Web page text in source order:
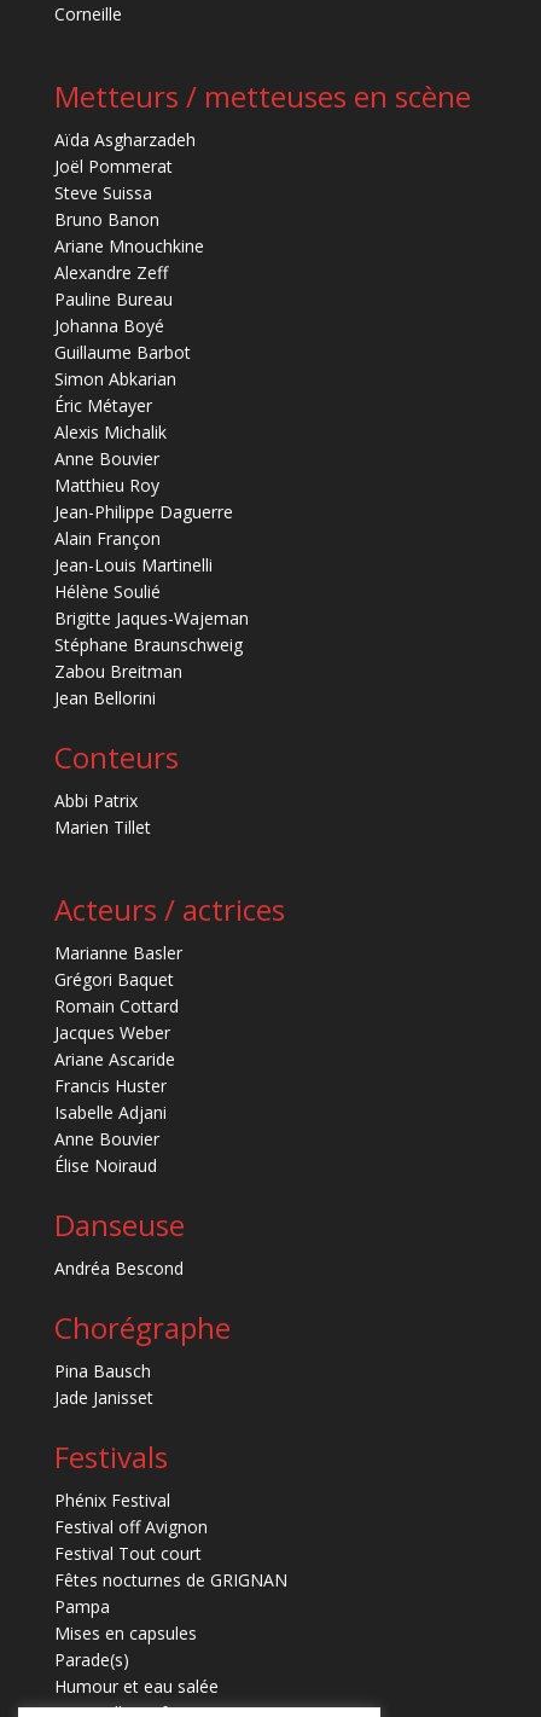
Corneille
Metteurs / metteuses en scène
Aïda Asgharzadeh
Joël Pommerat
Steve Suissa
Bruno Banon
Ariane Mnouchkine
Alexandre Zeff
Pauline Bureau
Johanna Boyé
Guillaume Barbot
Simon Abkarian
Éric Métayer
Alexis Michalik
Anne Bouvier
Matthieu Roy
Jean-Philippe Daguerre
Alain Françon
Jean-Louis Martinelli
Hélène Soulié
Brigitte Jaques-Wajeman
Stéphane Braunschweig
Zabou Breitman
Jean Bellorini
Conteurs
Abbi Patrix
Marien Tillet
Acteurs / actrices
Marianne Basler
Grégori Baquet
Romain Cottard
Jacques Weber
Ariane Ascaride
Francis Huster
Isabelle Adjani
Anne Bouvier
Élise Noiraud
Danseuse
Andréa Bescond
Chorégraphe
Pina Bausch
Jade Janisset
Festivals
Phénix Festival
Festival off Avignon
Festival Tout court
Fêtes nocturnes de GRIGNAN
Pampa
Mises en capsules
Parade(s)
Humour et eau salée